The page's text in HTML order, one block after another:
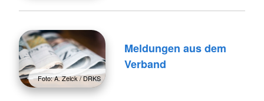
Foto: A. Zelck / DRKS
Meldungen aus dem
Verband